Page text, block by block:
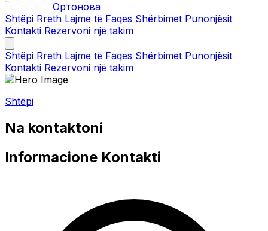
Ортонова
Shtëpi Rreth Lajme të Faqes Shërbimet Punonjësit
Kontakti Rezervoni një takim
Shtëpi Rreth Lajme të Faqes Shërbimet Punonjësit
Kontakti Rezervoni një takim
Shtëpi
Na kontaktoni
Informacione Kontakti